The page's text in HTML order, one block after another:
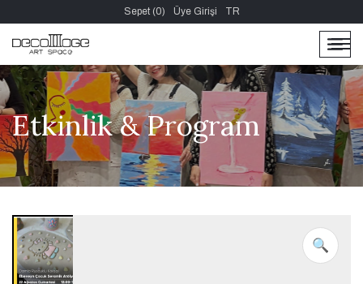
Sepet (0) Üye Girişi TR
Etkinlik & Program
🔍